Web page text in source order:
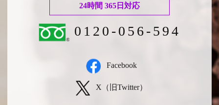
24時間 365日対応
0120-056-594
Facebook
X（旧Twitter）